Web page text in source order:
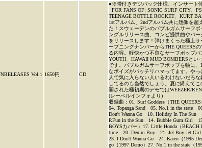
Vol.1 1650円 CD
●※帯付きデジパック仕様、インサート
FOR FANS OF: SONIC SURF CITY、
TEENAGE BOTTLE ROCKET、KURT
1stアルバム、2ndアルバム共に想像を超
た！スウェーデンのバブルガムサーフ
ングルリリース曲、コンピ提供曲やバ
をリリースします！弾けまくった極上
ープニングナンバーからTHE QUEERS
る内容。軽快かつ不良なサーフポップ
YOUTH、HAWAII MUD BOMBERSと
です。バブルガムサーフポップを軸に
なボイズがバッチリハマってます。や
人で気に入らない人いるわけないだろ
してるのも当然でしょう。夏に備えて
開された極初期のデモではWEEZER/
(レーベルインフォより)
収録曲：01. Surf Goddess（THE
04. Topanga Sand 05. No.1 in the
Don't Wanna Go 10. Holiday In The
RFun in the Sun 14. Bubble Gum Girl
BOYSカバー）17. Little Honda（BEACH
time 20. Denim Boy 21. Jet Boy Jet Girl
23. I Don't Wanna Go 24. Karen（1995
go（1997 Demo）27. No.1 in the state（